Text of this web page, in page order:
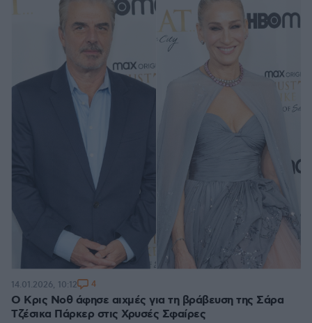
Ο Κρις Νοθ άφησε αιχμές για τη βράβευση της Σάρα
Τζέσικα Πάρκερ στις Χρυσές Σφαίρες
14.01.2026, 10:12 4